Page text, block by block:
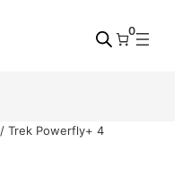
0
/ Trek Powerfly+ 4